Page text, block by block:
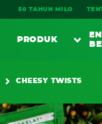
50 TAHUN MILO
PRODUK
CHEESY TWISTS